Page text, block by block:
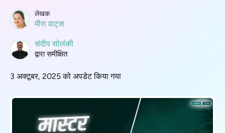
लेखक
मीरा वाट्स
संदीप सोलंकी
द्वारा समीक्षित
3 अक्टूबर, 2025 को अपडेट किया गया